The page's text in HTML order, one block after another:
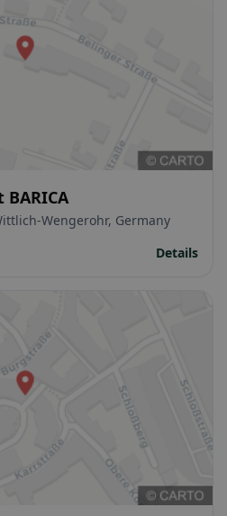
Wengerohr, Germany
Details